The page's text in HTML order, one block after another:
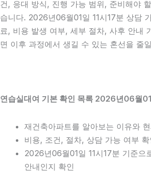
건, 응대 방식, 진행 가능 범위, 준비해야
습니다. 2026년06월01일 11시17분 상담
료, 비용 발생 여부, 세부 절차, 사후 안내
면 이후 과정에서 생길 수 있는 혼선을 줄
연습실대여 기본 확인 목록 2026년06월
재건축아파트를 알아보는 이유와
비용, 조건, 절차, 상담 가능 여부 확
2026년06월01일 11시17분 기준으
안내인지 확인